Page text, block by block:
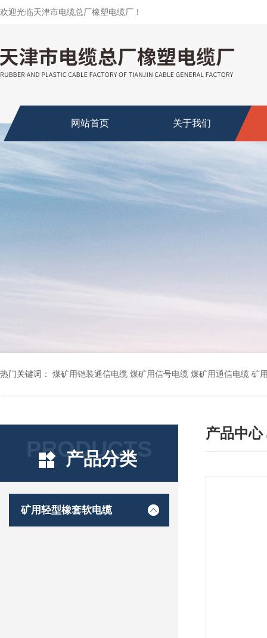
欢迎光临天津市电缆总厂橡塑电缆厂！
网站首页 关于我们
热门关键词： 煤矿用铠装通信电缆 煤矿用信号电缆 煤矿用通信电缆 矿用阻燃通信电缆 矿用监控电缆 矿用通信电缆 橡套软电缆YZ-3*1.5+1 YCW橡胶电缆3*10+1*6 船用橡套软电缆CEFR-3*2.5 煤矿用移动橡套软电缆MY3*4+1*4
PRODUCTS
产品分类
矿用轻型橡套软电缆
产品中心